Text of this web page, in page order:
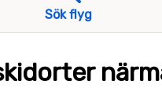
Sök flyg